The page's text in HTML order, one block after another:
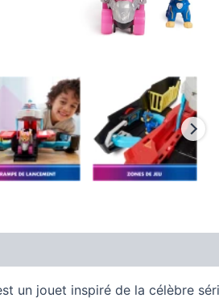
un jouet inspiré de la célèbre